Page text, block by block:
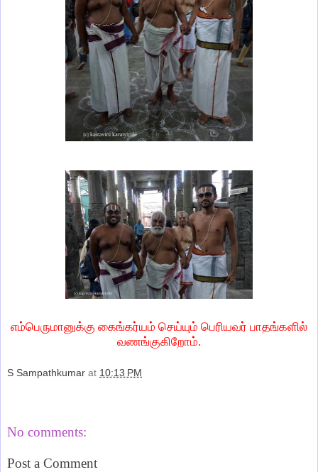
எம்பெருமானுக்கு கைங்கர்யம் செய்யும் பெரியவர் பாதங்களில்
வணங்குகிறோம்.
S Sampathkumar at 10:13 PM
No comments:
Post a Comment